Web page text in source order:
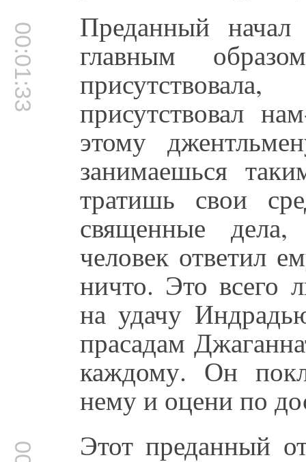
00:01:33 Преданный
главным
присутствовал
этому
занимаешься
тратишь свои
священные
человек ответил
ничто. Это всего
на удачу
прасадам
каждому. Он
нему и оцени по
Этот преданный